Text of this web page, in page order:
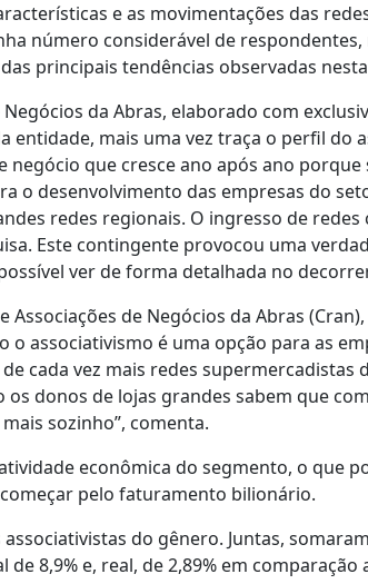
e as movimentações das
número considerável de respondentes,
principais tendências observadas
Negócios da Abras, elaborado com
entidade, mais uma vez traça o perfil do
negócio que cresce ano após ano
o desenvolvimento das empresas do
redes regionais. O ingresso de
Este contingente provocou uma
ver de forma detalhada no
de Negócios da Abras
associativismo é uma opção para as
cada vez mais redes supermercadistas
donos de lojas grandes sabem que
sozinho”, comenta.
econômica do segmento, o que
pelo faturamento bilionário.
do gênero. Juntas,
8,9% e, real, de 2,89% em comparação